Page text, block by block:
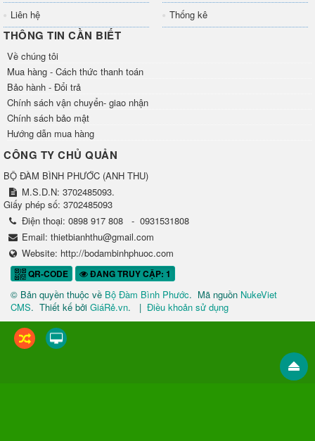
Liên hệ
Thống kê
THÔNG TIN CẦN BIẾT
Về chúng tôi
Mua hàng - Cách thức thanh toán
Bảo hành - Đổi trả
Chính sách vận chuyển- giao nhận
Chính sách bảo mật
Hướng dẫn mua hàng
CÔNG TY CHỦ QUẢN
BỘ ĐÀM BÌNH PHƯỚC (ANH THU)
M.S.D.N: 3702485093.
Giấy phép số: 3702485093
Điện thoại: 0898 917 808 - 0931531808
Email: thietbianhthu@gmail.com
Website: http://bodambinhphuoc.com
QR-CODE ĐANG TRUY CẬP: 1
© Bản quyền thuộc về Bộ Đàm Bình Phước. Mã nguồn NukeViet
CMS. Thiết kế bởi GiáRẻ.vn. | Điều khoản sử dụng